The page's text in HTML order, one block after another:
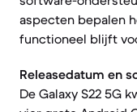
aspecten bepalen
functioneel blijft
Releasedatum en
De Galaxy S22 5G